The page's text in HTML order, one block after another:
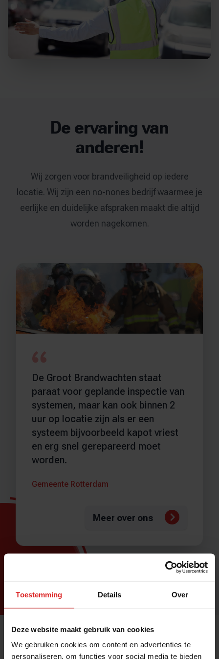
Toestemming Details Over
Deze website maakt gebruik van cookies
We gebruiken cookies om content en advertenties te
personaliseren, om functies voor social media te bieden
De ervaring van
anderen!
Wij zorgen voor brandveiligheid op iedere
locatie. Wij zijn een no-nones bedrijf waarmee je
eerlijke en duidelijke afspraken maakt die altijd
worden nagekomen.
De Groot Brandwachten staat
paraat voor geplande inspectie van
systemen, maar kan ook binnen 2
uur op locatie zijn als er een
systeem bijvoorbeeld kapot vriest
en erg snel gerepareerd moet
worden.
Gemeente Rotterdam
Meer over ons
Onze recente blogs